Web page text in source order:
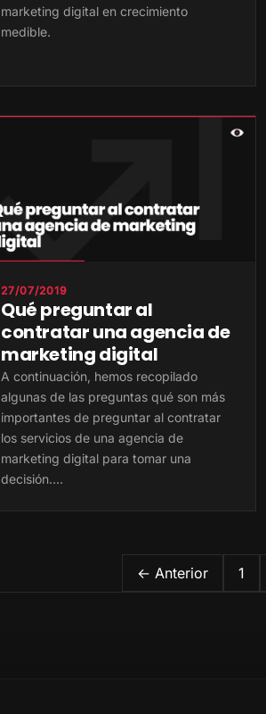
marketing digital en crecimiento
medible.
27/07/2019
Qué preguntar al
contratar una agencia de
marketing digital
A continuación, hemos recopilado
algunas de las preguntas qué son más
importantes de preguntar al contratar
los servicios de una agencia de
marketing digital para tomar una
decisión.…
← Anterior 1